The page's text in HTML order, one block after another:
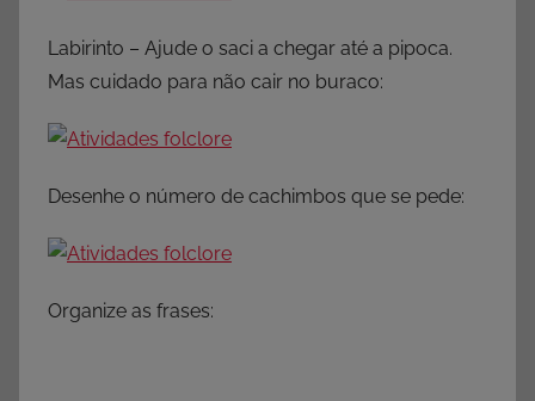
Labirinto – Ajude o saci a chegar até a pipoca.
Mas cuidado para não cair no buraco:
Desenhe o número de cachimbos que se pede:
Organize as frases: